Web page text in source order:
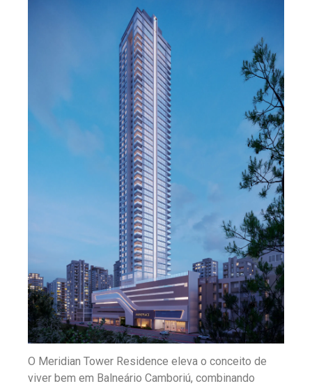
O Meridian Tower Residence eleva o conceito de
viver bem em Balneário Camboriú, combinando